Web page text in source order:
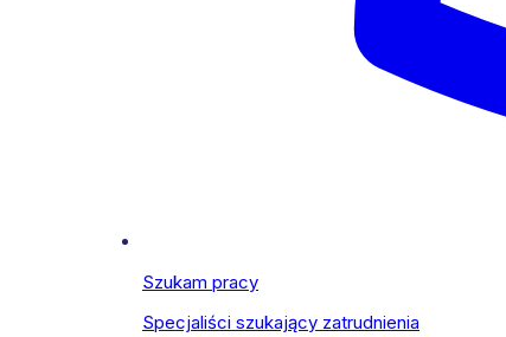
Szukam pracy
Specjaliści szukający zatrudnienia